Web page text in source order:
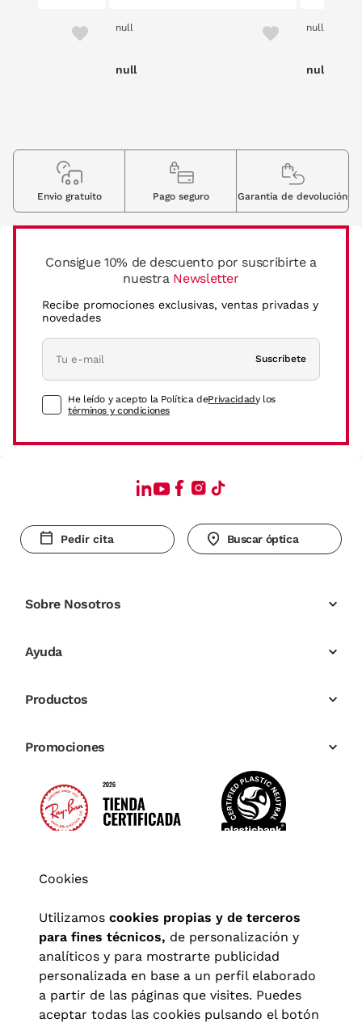
null
null
null
null
Consigue 10% de descuento por suscribirte a
nuestra Newsletter
Recibe promociones exclusivas, ventas privadas y
novedades
Suscríbete
He leído y acepto la Política dePrivacidady los
términos y condiciones
Envio gratuito Pago seguro Garantia de devolución
Pedir cita Buscar óptica
Sobre Nosotros
Ayuda
Productos
Promociones
Cookies
Utilizamos cookies propias y de terceros
para fines técnicos, de personalización y
analíticos y para mostrarte publicidad
personalizada en base a un perfil elaborado
a partir de las páginas que visites. Puedes
aceptar todas las cookies pulsando el botón